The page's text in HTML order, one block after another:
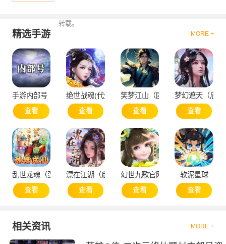
转载。
精选手游 MORE +
手游内部号（申请）
查看
绝世战魂(代金版）
查看
笑梦江山（国战）
查看
梦幻遮天（后台
查看
乱世龙魂（蛮荒）
查看
漂在江湖（后台版）
查看
幻世九歌官网版
查看
软泥星球
查看
相关资讯 MORE +